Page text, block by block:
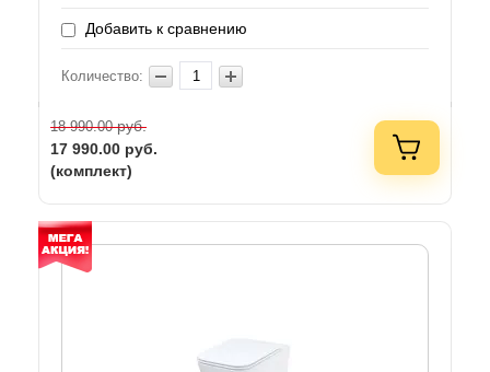
Добавить к сравнению
Количество:
18 990.00руб.
17 990.00 руб.
(комплект)